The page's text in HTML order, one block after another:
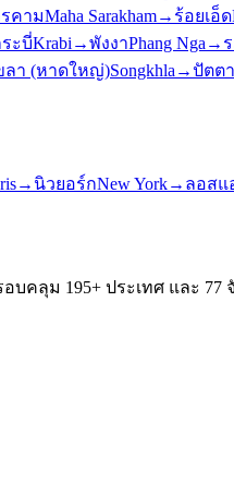
คามMaha Sarakham→ ร้อยเอ็ด
ะบี่Krabi →พังงาPhang Nga →
ลา (หาดใหญ่)Songkhla →ปัตต
→ นิวยอร์กNew York→ ลอสแ
อบคลุม 195+ ประเทศ และ 77